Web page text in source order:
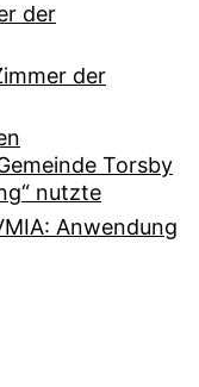
der
der
Torsby
nutzte
Anwendung